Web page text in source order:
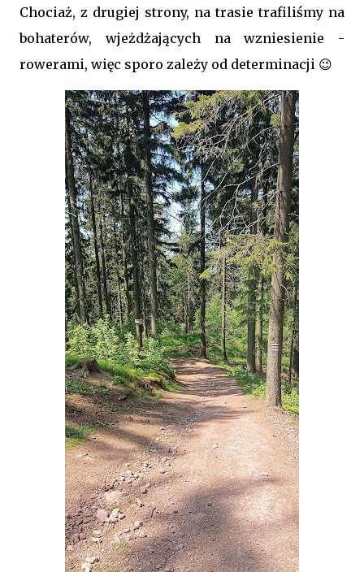
Chociaż, z drugiej strony, na trasie trafiliśmy na
bohaterów, wjeżdżających na wzniesienie -
rowerami, więc sporo zależy od determinacji 😉